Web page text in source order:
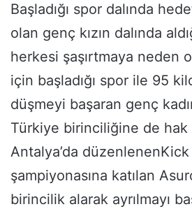
Başladığı spor dalında
olan genç kızın dalında
herkesi şaşırtmaya neden
için başladığı spor ile 95
düşmeyi başaran genç
Türkiye birinciliğine de hak
Antalya’da
şampiyonasına katılan
birincilik alarak ayrılmayı